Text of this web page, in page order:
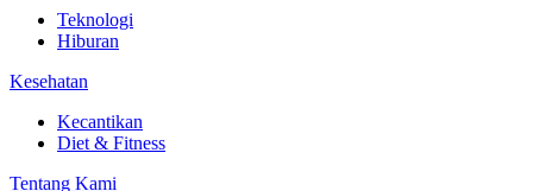
Teknologi
Hiburan
Kesehatan
Kecantikan
Diet & Fitness
Tentang Kami